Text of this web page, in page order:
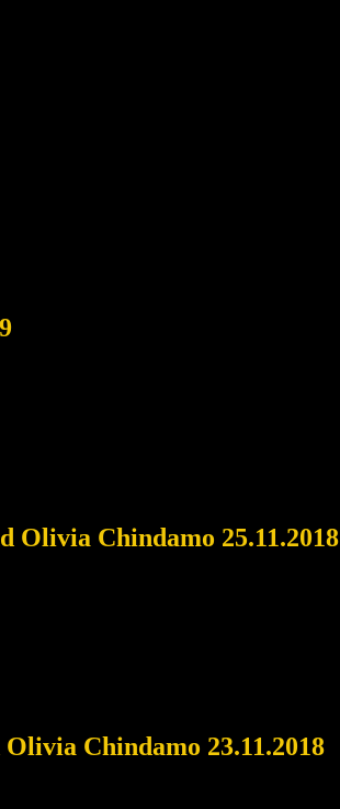
Olivia Chindamo 25.11.2018
Chindamo 23.11.2018